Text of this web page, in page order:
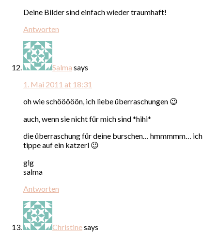
Deine Bilder sind einfach wieder traumhaft!
Antworten
Salma says
1. Mai 2011 at 18:31
oh wie schööööön, ich liebe überraschungen 😉
auch, wenn sie nicht für mich sind *hihi*
die überraschung für deine burschen… hmmmmm… ich
tippe auf ein katzerl 😉
glg
salma
Antworten
Christinesays